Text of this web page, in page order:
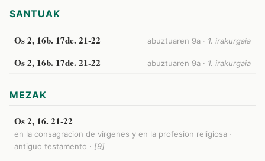
SANTUAK
Os 2, 16b. 17de. 21-22 abuztuaren 9a · 1. irakurgaia
Os 2, 16b. 17de. 21-22 abuztuaren 9a · 1. irakurgaia
MEZAK
Os 2, 16. 21-22
en la consagracion de virgenes y en la profesion religiosa ·
antiguo testamento · [9]